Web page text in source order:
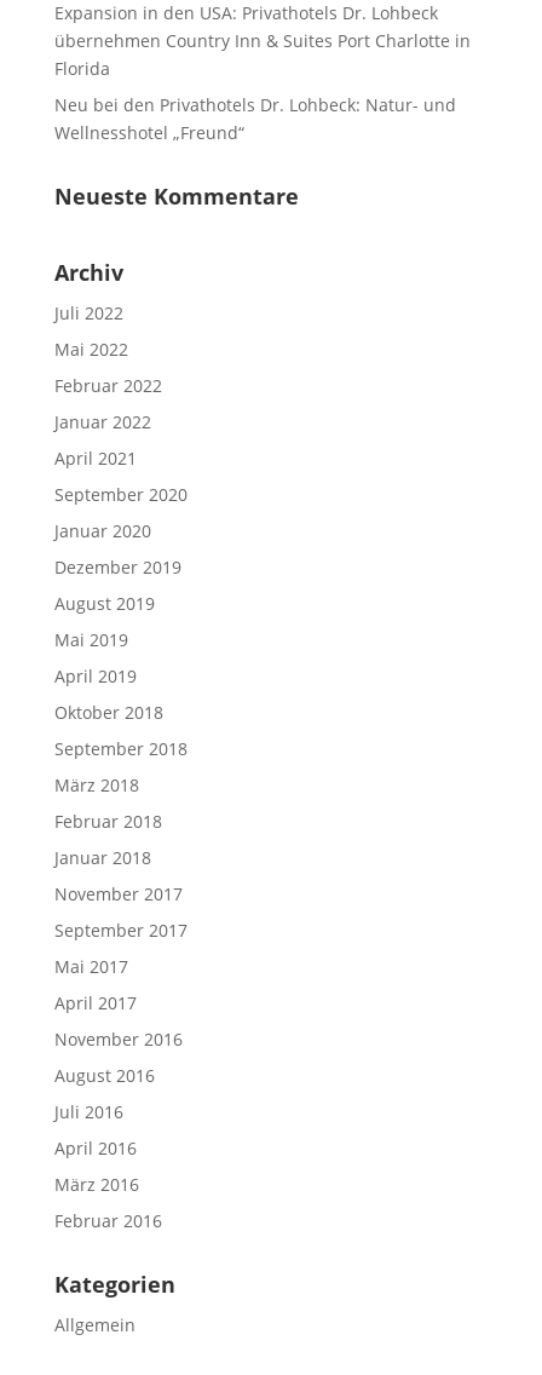
Expansion in den USA: Privathotels Dr. Lohbeck
übernehmen Country Inn & Suites Port Charlotte in
Florida
Neu bei den Privathotels Dr. Lohbeck: Natur- und
Wellnesshotel „Freund“
Neueste Kommentare
Archiv
Juli 2022
Mai 2022
Februar 2022
Januar 2022
April 2021
September 2020
Januar 2020
Dezember 2019
August 2019
Mai 2019
April 2019
Oktober 2018
September 2018
März 2018
Februar 2018
Januar 2018
November 2017
September 2017
Mai 2017
April 2017
November 2016
August 2016
Juli 2016
April 2016
März 2016
Februar 2016
Kategorien
Allgemein